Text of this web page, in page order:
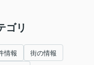
ゴリ
情報 街の情報